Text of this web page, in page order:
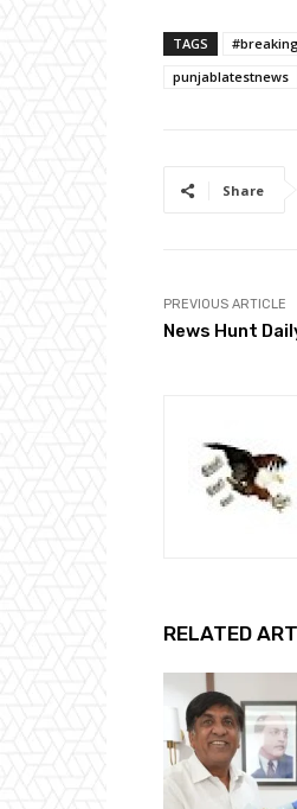
TAGS
punjablatestnews
Share
PREVIOUS ARTICLE
News Hunt
RELATED